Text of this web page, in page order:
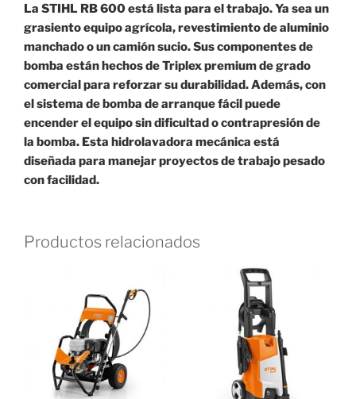
La STIHL RB 600 está lista para el trabajo. Ya sea un
grasiento equipo agrícola, revestimiento de aluminio
manchado o un camión sucio. Sus componentes de
bomba están hechos de Triplex premium de grado
comercial para reforzar su durabilidad. Además, con
el sistema de bomba de arranque fácil puede
encender el equipo sin dificultad o contrapresión de
la bomba. Esta hidrolavadora mecánica está
diseñada para manejar proyectos de trabajo pesado
con facilidad.
Productos relacionados